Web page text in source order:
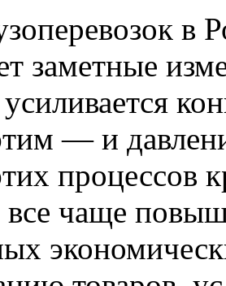
в
заметные
— и
процессов
чаще